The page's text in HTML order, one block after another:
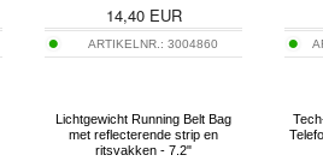
14,40EUR
ARTIKELNR.: 3004860
Lichtgewicht Running Belt Bag
met reflecterende strip en
ritsvakken - 7.2"